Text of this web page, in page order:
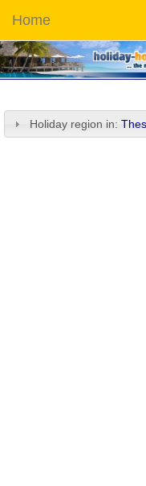
Home
Holiday region in: